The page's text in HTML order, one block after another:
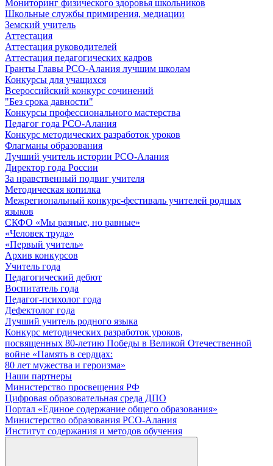
Мониторинг физического здоровья школьников
Школьные службы примирения, медиации
Земский учитель
Аттестация
Аттестация руководителей
Аттестация педагогических кадров
Гранты Главы РСО-Алания лучшим школам
Конкурсы для учащихся
Всероссийский конкурс сочинений
"Без срока давности"
Конкурсы профессионального мастерства
Педагог года РСО-Алания
Конкурс методических разработок уроков
Флагманы образования
Лучший учитель истории РСО-Алания
Директор года России
За нравственный подвиг учителя
Методическая копилка
Межрегиональный конкурс-фестиваль учителей родных
языков
СКФО «Мы разные, но равные»
«Человек труда»
«Первый учитель»
Архив конкурсов
Учитель года
Педагогический дебют
Воспитатель года
Педагог-психолог года
Дефектолог года
Лучший учитель родного языка
Конкурс методических разработок уроков,
посвященных 80-летию Победы в Великой Отечественной
войне «Память в сердцах:
80 лет мужества и героизма»
Наши партнеры
Министерство просвещения РФ
Цифровая образовательная среда ДПО
Портал «Единое содержание общего образования»
Министерство образования РСО-Алания
Институт содержания и методов обучения